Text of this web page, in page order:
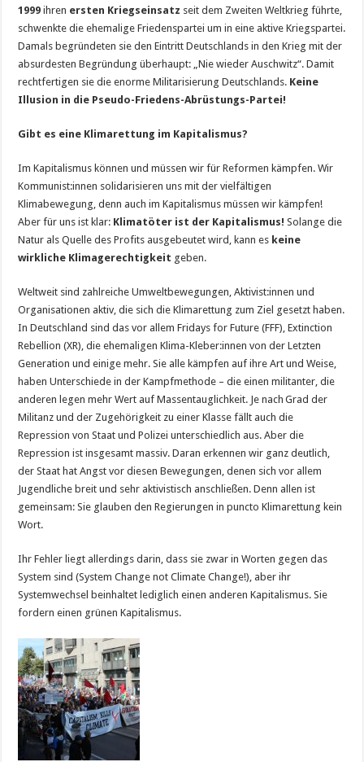
1999 ihren ersten Kriegseinsatz seit dem Zweiten Weltkrieg führte,
schwenkte die ehemalige Friedenspartei um in eine aktive Kriegspartei.
Damals begründeten sie den Eintritt Deutschlands in den Krieg mit der
absurdesten Begründung überhaupt: „Nie wieder Auschwitz“. Damit
rechtfertigen sie die enorme Militarisierung Deutschlands. Keine
Illusion in die Pseudo-Friedens-Abrüstungs-Partei!
Gibt es eine Klimarettung im Kapitalismus?
Im Kapitalismus können und müssen wir für Reformen kämpfen. Wir
Kommunist:innen solidarisieren uns mit der vielfältigen
Klimabewegung, denn auch im Kapitalismus müssen wir kämpfen!
Aber für uns ist klar: Klimatöter ist der Kapitalismus! Solange die
Natur als Quelle des Profits ausgebeutet wird, kann es keine
wirkliche Klimagerechtigkeit geben.
Weltweit sind zahlreiche Umweltbewegungen, Akti­vist:innen und
Organisationen aktiv, die sich die Klimarettung zum Ziel gesetzt haben.
In Deutschland sind das vor allem Fridays for Future (FFF), Extinction
Rebellion (XR), die ehemaligen Klima-Kleber:innen von der Letzten
Generation und einige mehr. Sie alle kämpfen auf ihre Art und Weise,
haben Unterschiede in der Kampfmethode – die einen militanter, die
anderen legen mehr Wert auf Massentauglichkeit. Je nach Grad der
Militanz und der Zugehörigkeit zu einer Klasse fällt auch die
Repression von Staat und Polizei unterschiedlich aus. Aber die
Repression ist insgesamt massiv. Daran erkennen wir ganz deutlich,
der Staat hat Angst vor diesen Bewegungen, denen sich vor allem
Jugendliche breit und sehr aktivistisch anschließen. Denn allen ist
gemeinsam: Sie glauben den Regierungen in puncto Klimarettung kein
Wort.
Ihr Fehler liegt allerdings darin, dass sie zwar in Worten gegen das
System sind (System Change not Climate Change!), aber ihr
Systemwechsel beinhaltet lediglich einen anderen Kapitalismus. Sie
fordern einen grünen Kapitalismus.